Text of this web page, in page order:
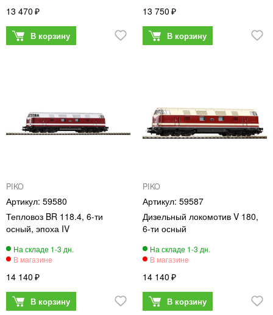
13 470 13 750
PIKO
59580
Тепловоз BR 118.4, 6-ти
осный, эпоха IV
14 140
PIKO
59587
Дизельный локомотив V 180,
6-ти осный
14 140